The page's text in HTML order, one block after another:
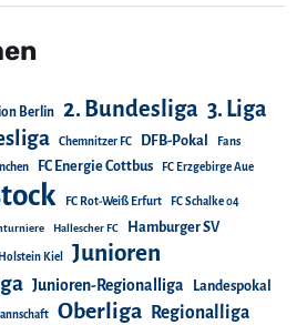
Berlin 2. Bundesliga 3. Liga
Chemnitzer FC DFB-Pokal Fans
FC Energie Cottbus FC Erzgebirge Aue
FC Rot-Weiß Erfurt FC Schalke 04
Hallescher FC Hamburger SV
Holstein Kiel Junioren
Junioren-Regionalliga
Landespokal
Oberliga Regionalliga